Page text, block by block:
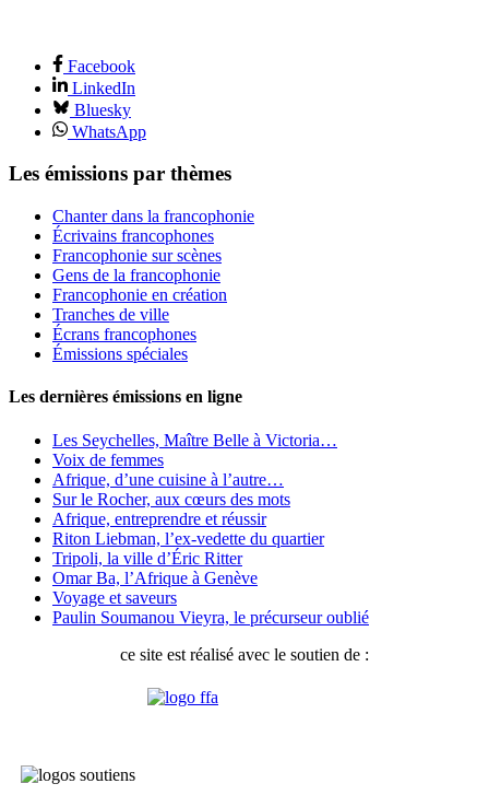
Facebook
LinkedIn
Bluesky
WhatsApp
Les émissions par thèmes
Chanter dans la francophonie
Écrivains francophones
Francophonie sur scènes
Gens de la francophonie
Francophonie en création
Tranches de ville
Écrans francophones
Émissions spéciales
Les dernières émissions en ligne
Les Seychelles, Maître Belle à Victoria…
Voix de femmes
Afrique, d’une cuisine à l’autre…
Sur le Rocher, aux cœurs des mots
Afrique, entreprendre et réussir
Riton Liebman, l’ex-vedette du quartier
Tripoli, la ville d’Éric Ritter
Omar Ba, l’Afrique à Genève
Voyage et saveurs
Paulin Soumanou Vieyra, le précurseur oublié
ce site est réalisé avec le soutien de :